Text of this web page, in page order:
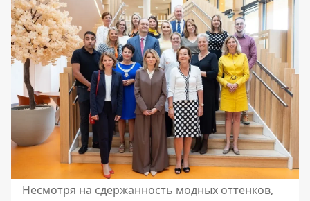
Несмотря на сдержанность модных оттенков,